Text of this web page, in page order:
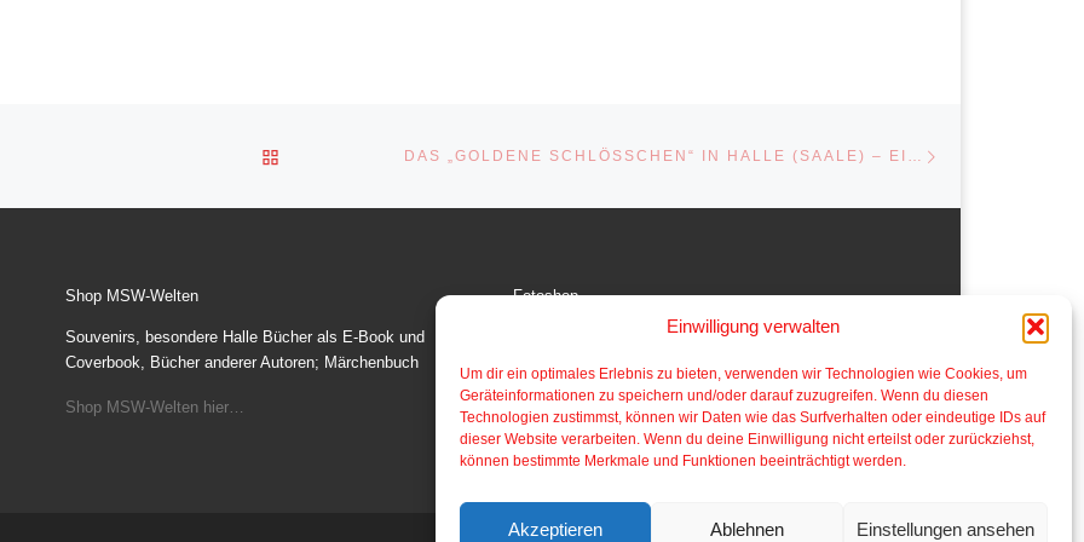
Einwilligung verwalten
Um dir ein optimales Erlebnis zu bieten, verwenden wir Technologien wie Cookies, um
Geräteinformationen zu speichern und/oder darauf zuzugreifen. Wenn du diesen
Technologien zustimmst, können wir Daten wie das Surfverhalten oder eindeutige IDs auf
dieser Website verarbeiten. Wenn du deine Einwilligung nicht erteilst oder zurückziehst,
können bestimmte Merkmale und Funktionen beeinträchtigt werden.
Akzeptieren Ablehnen Einstellungen ansehen
ZURÜCK ZUR BEITRAGSLISTE DAS „GOLDENE SCHLÖSSCHEN“ IN HALLE (SAALE) – EIN HAUS MIT GESCHICHTE
Shop MSW-Welten
Souvenirs, besondere Halle Bücher als E-Book und
Coverbook, Bücher anderer Autoren; Märchenbuch
Shop MSW-Welten hier…
Fotoshop
Bilder aus dem Comic und Cartoonbereich von
verschiedene Materialien.
Fotoshop hier…